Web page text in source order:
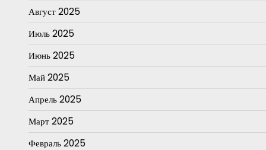
Август 2025
Июль 2025
Июнь 2025
Май 2025
Апрель 2025
Март 2025
Февраль 2025